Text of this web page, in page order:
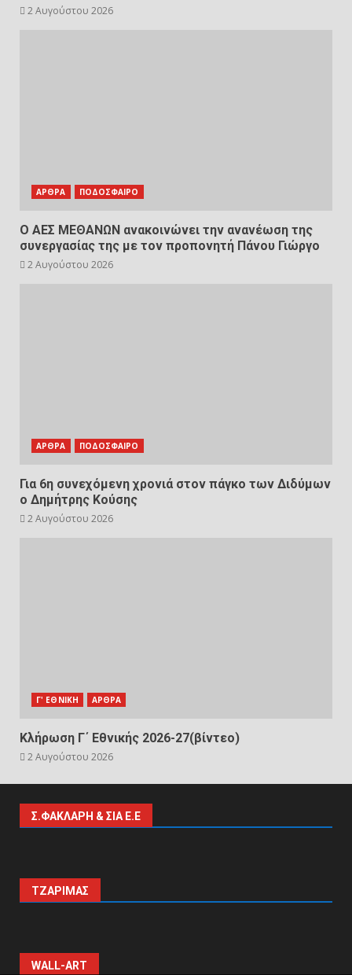
2 Αυγούστου 2026
ΑΡΘΡΑ ΠΟΔΟΣΦΑΙΡΟ
Ο ΑΕΣ ΜΕΘΑΝΩΝ ανακοινώνει την ανανέωση της
συνεργασίας της με τον προπονητή Πάνου Γιώργο
2 Αυγούστου 2026
ΑΡΘΡΑ ΠΟΔΟΣΦΑΙΡΟ
Για 6η συνεχόμενη χρονιά στον πάγκο των Διδύμων
ο Δημήτρης Κούσης
2 Αυγούστου 2026
Γ' ΕΘΝΙΚΗ ΑΡΘΡΑ
Κλήρωση Γ΄ Εθνικής 2026-27(βίντεο)
2 Αυγούστου 2026
Σ.ΦΑΚΛΑΡΗ & ΣΙΑ Ε.Ε
ΤΖΑΡΙΜΑΣ
WALL-ART